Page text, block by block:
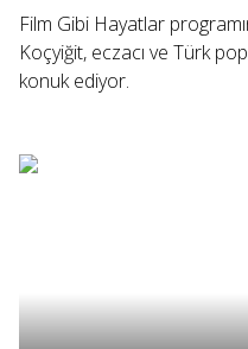
Film Gibi Hayatlar
Koçyiğit, eczacı ve Türk
konuk ediyor.